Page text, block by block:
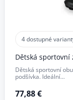
4 dostupné
Dětská
Dětská sportovní
podšívka. Ideální…
77,88 €